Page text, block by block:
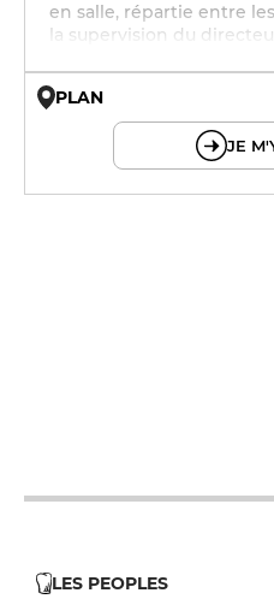
en salle, répartie entre
la supervision du
PLAN
JE
LES PEOPLES